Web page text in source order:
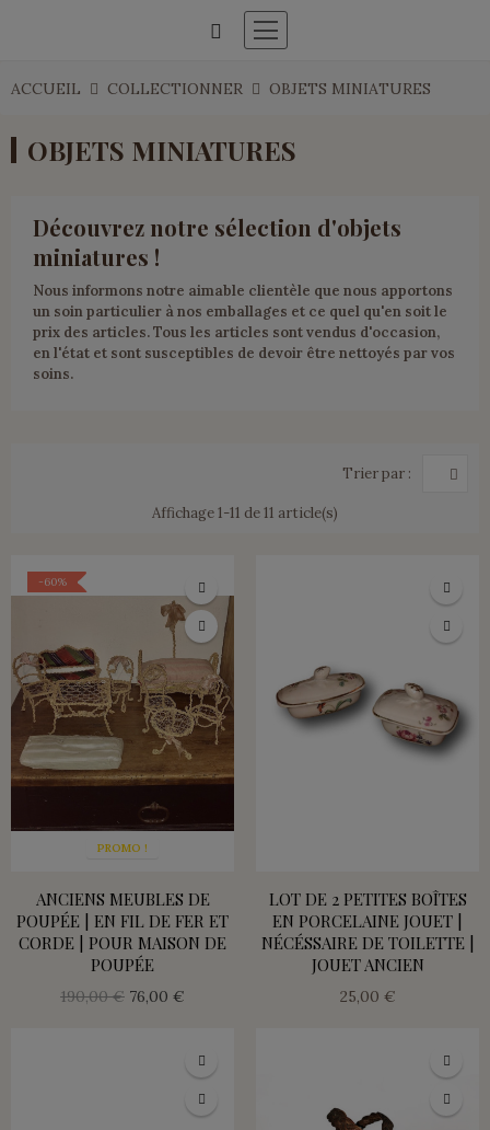
ACCUEIL COLLECTIONNER OBJETS MINIATURES
OBJETS MINIATURES
Découvrez notre sélection d'objets
miniatures !
Nous informons notre aimable clientèle que nous apportons
un soin particulier à nos emballages et ce quel qu'en soit le
prix des articles. Tous les articles sont vendus d'occasion,
en l'état et sont susceptibles de devoir être nettoyés par vos
soins.
Trier par :
Affichage 1-11 de 11 article(s)
PROMO !
-60%
ANCIENS MEUBLES DE
POUPÉE | EN FIL DE FER ET
CORDE | POUR MAISON DE
POUPÉE
190,00 € 76,00 €
LOT DE 2 PETITES BOÎTES
EN PORCELAINE JOUET |
NÉCÉSSAIRE DE TOILETTE |
JOUET ANCIEN
25,00 €